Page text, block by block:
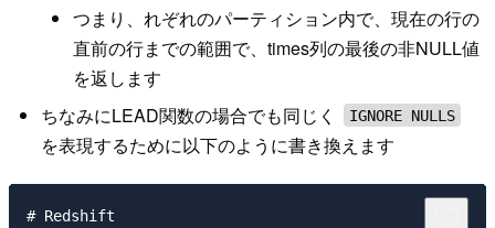
つまり、れぞれのパーティション内で、現在の行の
直前の行までの範囲で、times列の最後の非NULL値
を返します
ちなみにLEAD関数の場合でも同じく
IGNORE NULLS
を表現するために以下のように書き換えます
# Redshift